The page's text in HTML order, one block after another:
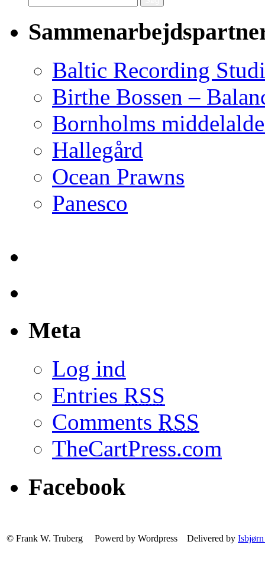
efter:
Baltic Recording
Birthe Bossen –
Bornholms
Hallegård
Ocean Prawns
Panesco
Meta
Log ind
Entries RSS
Comments RSS
TheCartPress.com
Facebook
© Frank W. Truberg Powerd by Wordpress Delivered by